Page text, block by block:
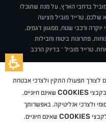
ברחבי הארץ, על מנת שתוכלו
טרייד מוביל מציעה
ורכבי שטח, ממגוון דגמים,
פתרונות ביטוח וחבילות
טרייד מוביל – בדיוק הרכב
איך זה עובד? דרושים
טויוטהדאצ'יהפולקסווגןטסלהג'יפ
לצורך תפעולו התקין ולצרכי אבטחת
COOKIES שאינם חיוניים,
ולצרכי אנליטיקה. באפשרותך
COOKIES שאינם חיוניים.